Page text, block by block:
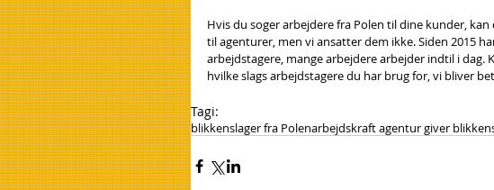
Hvis du soger arbejdere fra Polen til dine kunder,
til agenturer, men vi ansatter dem ikke. Siden 2015
arbejdstagere, mange arbejdere arbejder indtil i
hvilke slags arbejdstagere du har brug for, vi bliver
Tagi:
blikkenslager fra Polenarbejdskraft agentur giver